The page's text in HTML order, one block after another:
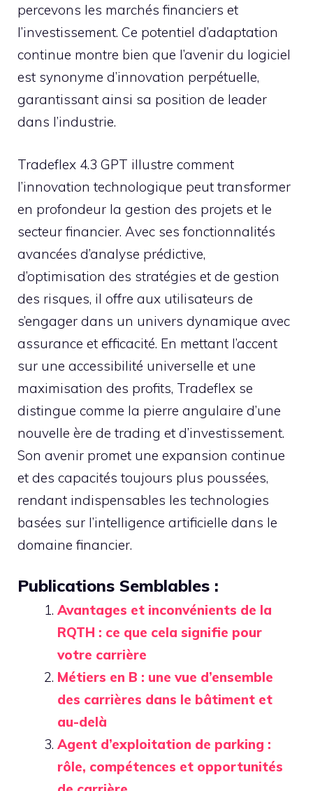
percevons les marchés financiers et
l’investissement. Ce potentiel d’adaptation
continue montre bien que l’avenir du logiciel
est synonyme d’innovation perpétuelle,
garantissant ainsi sa position de leader
dans l’industrie.
Tradeflex 4.3 GPT illustre comment
l’innovation technologique peut transformer
en profondeur la gestion des projets et le
secteur financier. Avec ses fonctionnalités
avancées d’analyse prédictive,
d’optimisation des stratégies et de gestion
des risques, il offre aux utilisateurs de
s’engager dans un univers dynamique avec
assurance et efficacité. En mettant l’accent
sur une accessibilité universelle et une
maximisation des profits, Tradeflex se
distingue comme la pierre angulaire d’une
nouvelle ère de trading et d’investissement.
Son avenir promet une expansion continue
et des capacités toujours plus poussées,
rendant indispensables les technologies
basées sur l’intelligence artificielle dans le
domaine financier.
Publications Semblables :
Avantages et inconvénients de la
RQTH : ce que cela signifie pour
votre carrière
Métiers en B : une vue d’ensemble
des carrières dans le bâtiment et
au-delà
Agent d’exploitation de parking :
rôle, compétences et opportunités